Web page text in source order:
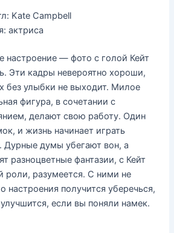
Kate Campbell
актриса
настроение — фото с голой Кейт
Эти кадры невероятно хороши,
без улыбки не выходит. Милое
фигура, в сочетании с
делают свою работу. Один
и жизнь начинает играть
Дурные думы убегают вон, а
разноцветные фантазии, с Кейт
роли, разумеется. С ними не
настроения получится уберечься,
если вы поняли намек.